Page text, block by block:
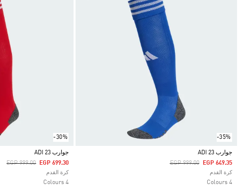
-35%
Selected
جوارب ADI 23
Price Reduced From
EGP 999.00ToEGP 649.35
كرة القدم
4 Colours
-30%
Selected
جوارب ADI 23
Price Reduced From
EGP 999.00ToEGP 699.30
كرة القدم
4 Colours